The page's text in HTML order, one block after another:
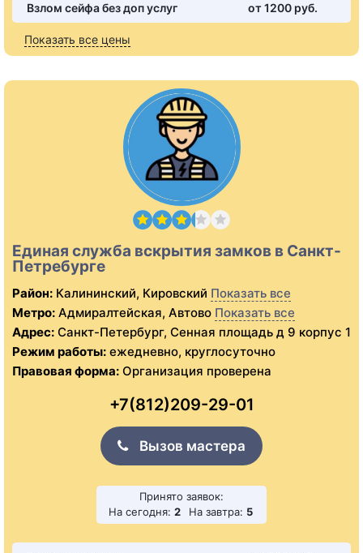
Взлом сейфа без доп услуг от 1200 pуб.
Показать все цены
Единая служба вскрытия замков в Санкт-
Петребурге
Район: Калининский, Кировский Показать все
Метро: Адмиралтейская, Автово Показать все
Адрес: Санкт-Петербург, Сенная площадь д 9 корпус 1
Режим работы: ежедневно, круглосуточно
Правовая форма: Организация проверена
+7(812)209-29-01
Вызов мастера
Принято заявок:
На сегодня: 2 На завтра: 5